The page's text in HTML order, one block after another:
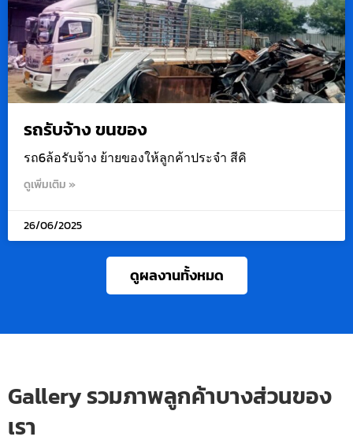
รถรับจ้าง ขนของ
รถ6ล้อรับจ้าง ย้ายของให้ลูกค้าประจำ สีคิ
ดูเพิ่มเติม »
26/06/2025
ดูผลงานทั้งหมด
Gallery รวมภาพลูกค้าบางส่วนของ
เรา